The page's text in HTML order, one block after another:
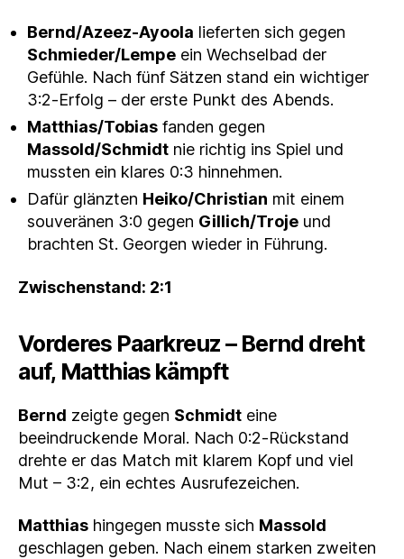
Bernd/Azeez‑Ayoola lieferten sich gegen
Schmieder/Lempe ein Wechselbad der
Gefühle. Nach fünf Sätzen stand ein wichtiger
3:2‑Erfolg – der erste Punkt des Abends.
Matthias/Tobias fanden gegen
Massold/Schmidt nie richtig ins Spiel und
mussten ein klares 0:3 hinnehmen.
Dafür glänzten Heiko/Christian mit einem
souveränen 3:0 gegen Gillich/Troje und
brachten St. Georgen wieder in Führung.
Zwischenstand: 2:1
Vorderes Paarkreuz – Bernd dreht
auf, Matthias kämpft
Bernd zeigte gegen Schmidt eine
beeindruckende Moral. Nach 0:2‑Rückstand
drehte er das Match mit klarem Kopf und viel
Mut – 3:2, ein echtes Ausrufezeichen.
Matthias hingegen musste sich Massold
geschlagen geben. Nach einem starken zweiten